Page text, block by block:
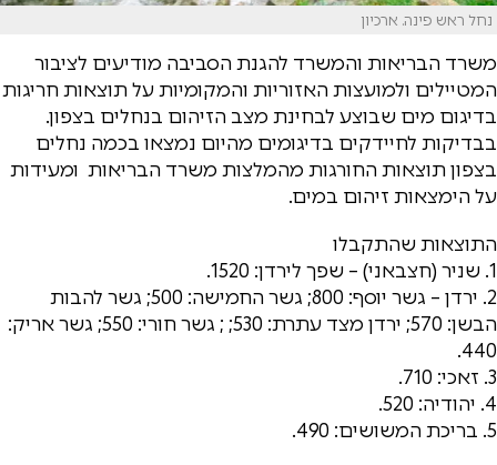
נחל ראש פינה. ארכיון
משרד הבריאות והמשרד להגנת הסביבה מודיעים לציבור
המטיילים ולמועצות האזוריות והמקומיות על תוצאות חריגות
בדיגום מים שבוצע לבחינת מצב הזיהום בנחלים בצפון.
בבדיקות לחיידקים בדיגומים מהיום נמצאו בכמה נחלים
בצפון תוצאות החורגות מהמלצות משרד הבריאות ומעידות
על הימצאות זיהום במים.
התוצאות שהתקבלו
1. שניר (חצבאני) – שפך לירדן: 1520.
2. ירדן – גשר יוסף: 800; גשר החמישה: 500; גשר להבות
הבשן: 570; ירדן מצד עתרת: 530; ; גשר חורי: 550; גשר אריק:
440.
3. זאכי: 710.
4. יהודיה: 520.
5. בריכת המשושים: 490.